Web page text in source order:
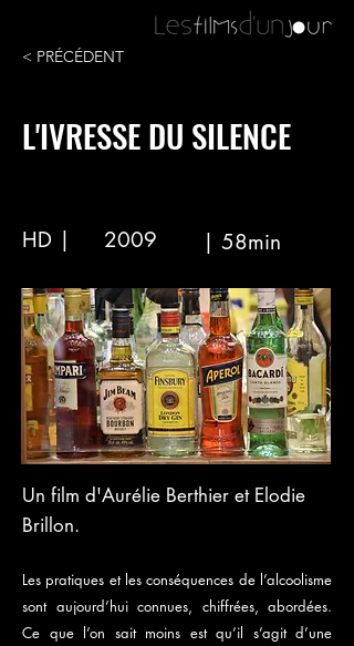
< PRÉCÉDENT
L'IVRESSE DU SILENCE
HD | 2009 | 58min
Un film d'Aurélie Berthier et Elodie
Brillon.
Les pratiques et les conséquences de l’alcoolisme
sont aujourd’hui connues, chiffrées, abordées.
Ce que l’on sait moins est qu’il s’agit d’une